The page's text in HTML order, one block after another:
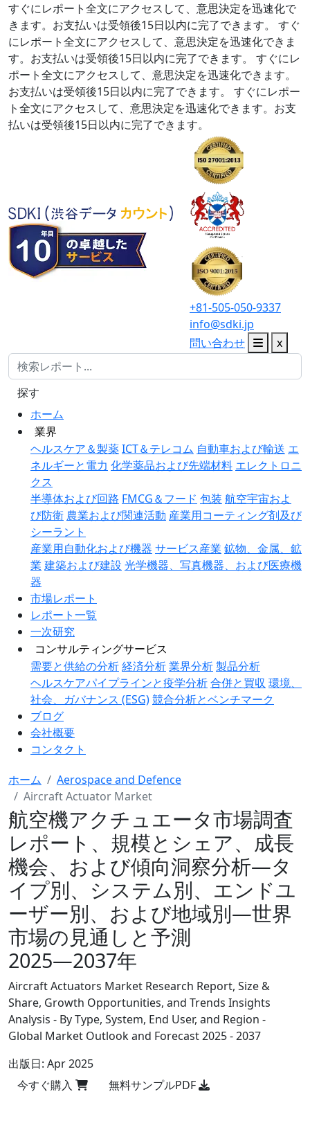
すぐにレポート全文にアクセスして、意思決定を迅速化で
きます。お支払いは受領後15日以内に完了できます。
すぐ
にレポート全文にアクセスして、意思決定を迅速化できま
す。お支払いは受領後15日以内に完了できます。
すぐにレ
ポート全文にアクセスして、意思決定を迅速化できます。
お支払いは受領後15日以内に完了できます。
すぐにレポー
ト全文にアクセスして、意思決定を迅速化できます。お支
払いは受領後15日以内に完了できます。
+81-505-050-9337
info@sdki.jp
問い合わせ
x
ホーム
業界
ヘルスケア＆製薬ICT＆テレコム 自動車および輸送 エ
ネルギーと電力 化学薬品および先端材料 エレクトロニ
クス
半導体および回路 FMCG＆フード 包装 航空宇宙およ
び防衛 農業および関連活動 産業用コーティング剤及び
シーラント
産業用自動化および機器 サービス産業 鉱物、金属、鉱
業 建築および建設 光学機器、写真機器、および医療機
器
市場レポート
レポート一覧
一次研究
コンサルティングサービス
需要と供給の分析経済分析業界分析製品分析
ヘルスケアパイプラインと疫学分析合併と買収 環境、
社会、ガバナンス (ESG)競合分析とベンチマーク
ブログ
会社概要
コンタクト
探す
ホーム
Aerospace and Defence
Aircraft Actuator Market
航空機アクチュエータ市場調査
レポート、規模とシェア、成長
機会、および傾向洞察分析―タ
イプ別、システム別、エンドユ
ーザー別、および地域別―世界
市場の見通しと予測
2025―2037年
Aircraft Actuators Market Research Report, Size &
Share, Growth Opportunities, and Trends Insights
Analysis - By Type, System, End User, and Region -
Global Market Outlook and Forecast 2025 - 2037
出版日: Apr 2025
今すぐ購入
無料サンプルPDF